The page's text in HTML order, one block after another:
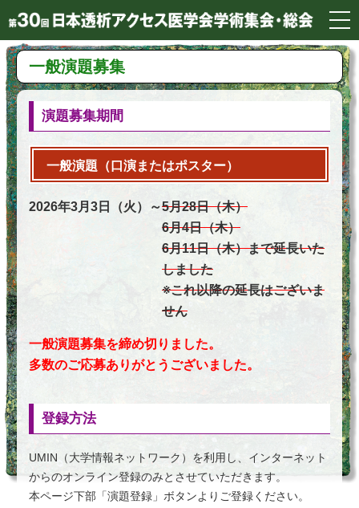
一般演題募集
演題募集期間
一般演題（口演またはポスター）
2026年3月3日（火）～5月28日（木）
6月4日（木）
6月11日（木）まで延長いた
しました
※これ以降の延長はございま
せん
一般演題募集を締め切りました。
多数のご応募ありがとうございました。
登録方法
UMIN（大学情報ネットワーク）を利用し、インターネット
からのオンライン登録のみとさせていただきます。
本ページ下部「演題登録」ボタンよりご登録ください。